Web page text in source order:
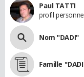
Paul TATTI
profil
Nom "DADI"
Famille